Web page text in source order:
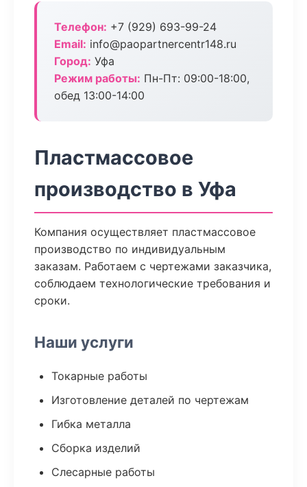
Телефон: +7 (929) 693-99-24
Email: info@paopartnercentr148.ru
Город: Уфа
Режим работы: Пн-Пт: 09:00-18:00,
обед 13:00-14:00
Пластмассовое
производство в Уфа
Компания осуществляет пластмассовое
производство по индивидуальным
заказам. Работаем с чертежами заказчика,
соблюдаем технологические требования и
сроки.
Наши услуги
Токарные работы
Изготовление деталей по чертежам
Гибка металла
Сборка изделий
Слесарные работы